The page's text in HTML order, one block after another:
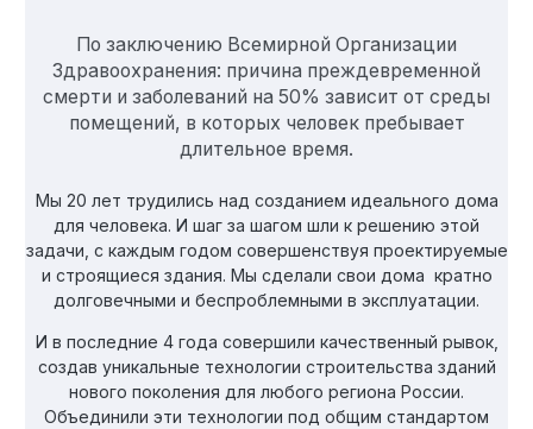
По заключению Всемирной Организации
Здравоохранения: причина преждевременной
смерти и заболеваний на 50% зависит от среды
помещений, в которых человек пребывает
длительное время.
Мы 20 лет трудились над созданием идеального дома
для человека. И шаг за шагом шли к решению этой
задачи, с каждым годом совершенствуя проектируемые
и строящиеся здания. Мы сделали свои дома кратно
долговечными и беспроблемными в эксплуатации.
И в последние 4 года совершили качественный рывок,
создав уникальные технологии строительства зданий
нового поколения для любого региона России.
Объединили эти технологии под общим стандартом